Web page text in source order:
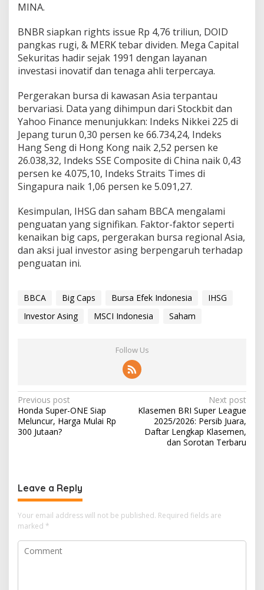
MINA.
BNBR siapkan rights issue Rp 4,76 triliun, DOID
pangkas rugi, & MERK tebar dividen. Mega Capital
Sekuritas hadir sejak 1991 dengan layanan
investasi inovatif dan tenaga ahli terpercaya.
Pergerakan bursa di kawasan Asia terpantau
bervariasi. Data yang dihimpun dari Stockbit dan
Yahoo Finance menunjukkan: Indeks Nikkei 225 di
Jepang turun 0,30 persen ke 66.734,24, Indeks
Hang Seng di Hong Kong naik 2,52 persen ke
26.038,32, Indeks SSE Composite di China naik 0,43
persen ke 4.075,10, Indeks Straits Times di
Singapura naik 1,06 persen ke 5.091,27.
Kesimpulan, IHSG dan saham BBCA mengalami
penguatan yang signifikan. Faktor-faktor seperti
kenaikan big caps, pergerakan bursa regional Asia,
dan aksi jual investor asing berpengaruh terhadap
penguatan ini.
BBCA Big Caps Bursa Efek Indonesia
IHSG
Investor Asing
MSCI Indonesia Saham
Follow Us
P
o
s
a
v
i
g
a
Previous post
Honda Super-ONE Siap
Meluncur, Harga Mulai Rp
300 Jutaan?
Next post
Klasemen BRI Super League
2025/2026: Persib Juara,
Daftar Lengkap Klasemen,
dan Sorotan Terbaru
Leave a Reply
Your email address will not be published. Required fields are
marked *